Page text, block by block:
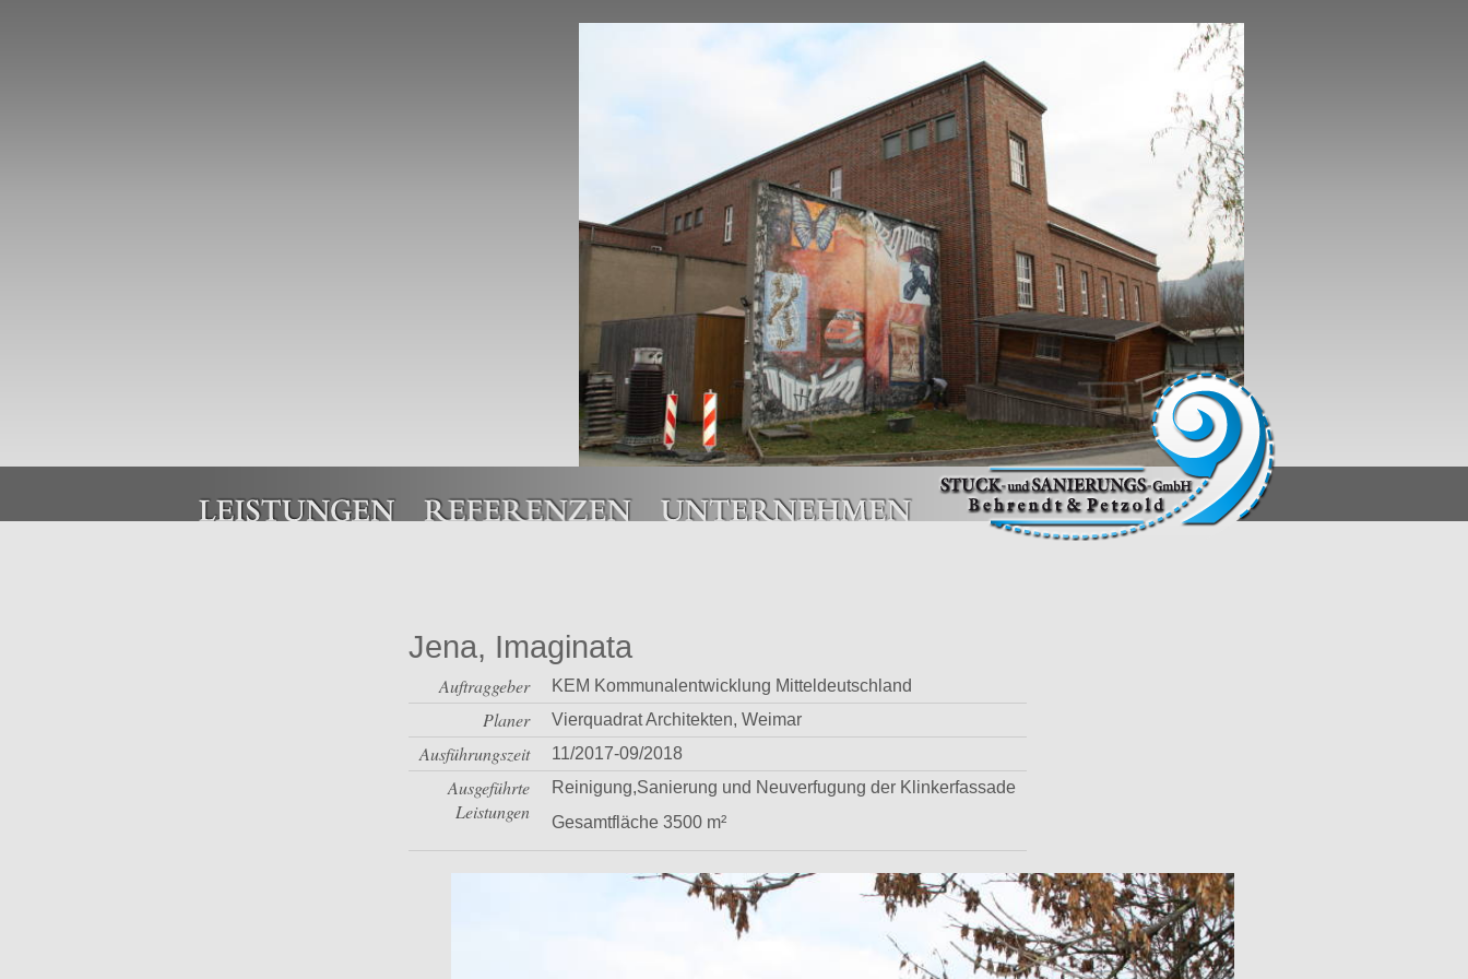
Jena, Imaginata
Auftraggeber KEM Kommunalentwicklung Mitteldeutschland
Planer Vierquadrat Architekten, Weimar
Ausführungszeit 11/2017-09/2018
Ausgeführte
Leistungen
Reinigung,Sanierung und Neuverfugung der Klinkerfassade
Gesamtfläche 3500 m²